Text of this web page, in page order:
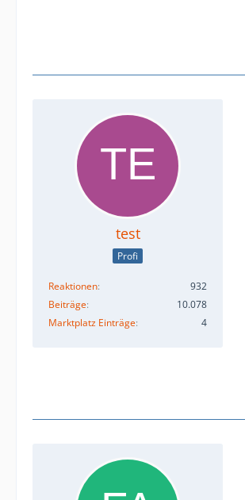
test
Profi
Reaktionen
932
Beiträge
10.078
Marktplatz Einträge
4